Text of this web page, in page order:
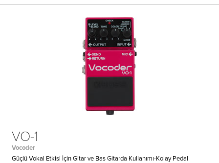
VO-1
Vocoder
Güçlü Vokal Etkisi İçin Gitar ve Bas Gitarda Kullanımı-Kolay Pedal